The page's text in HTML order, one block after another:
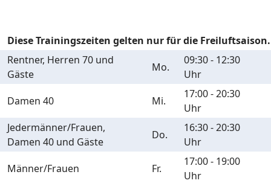
Diese Trainingszeiten gelten nur für die Freiluftsaison.
Rentner, Herren 70 und
Gäste
Mo.
09:30 - 12:30
Uhr
Damen 40
Mi.
17:00 - 20:30
Uhr
Jedermänner/Frauen,
Damen 40 und Gäste
Do.
16:30 - 20:30
Uhr
Männer/Frauen
Fr.
17:00 - 19:00
Uhr